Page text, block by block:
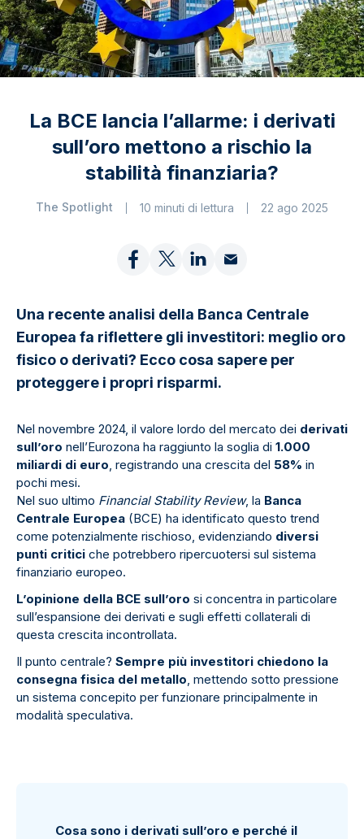
La BCE lancia l’allarme: i derivati
sull’oro mettono a rischio la
stabilità finanziaria?
The Spotlight 10 minuti di lettura 22 ago 2025
Una recente analisi della Banca Centrale
Europea fa riflettere gli investitori: meglio oro
fisico o derivati? Ecco cosa sapere per
proteggere i propri risparmi.
Nel novembre 2024, il valore lordo del mercato dei derivati
sull’oro nell’Eurozona ha raggiunto la soglia di 1.000
miliardi di euro , registrando una crescita del 58% in
pochi mesi.
Nel suo ultimo Financial Stability Review, la Banca
Centrale Europea (BCE) ha identificato questo trend
come potenzialmente rischioso, evidenziando diversi
punti critici che potrebbero ripercuotersi sul sistema
finanziario europeo.
L’opinione della BCE sull’oro si concentra in particolare
sull’espansione dei derivati e sugli effetti collaterali di
questa crescita incontrollata.
Il punto centrale? Sempre più investitori chiedono la
consegna fisica del metallo , mettendo sotto pressione
un sistema concepito per funzionare principalmente in
modalità speculativa.
Cosa sono i derivati sull’oro e perché il